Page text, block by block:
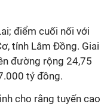
điểm cuối nối với
tỉnh Lâm Đồng. Giai
đường rộng 24,75
tỷ đồng.
cho rằng tuyến cao